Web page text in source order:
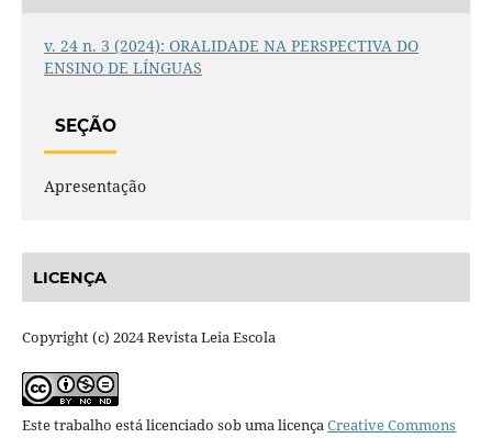
v. 24 n. 3 (2024): ORALIDADE NA PERSPECTIVA DO
ENSINO DE LÍNGUAS
SEÇÃO
Apresentação
LICENÇA
Copyright (c) 2024 Revista Leia Escola
Este trabalho está licenciado sob uma licençaCreative Commons